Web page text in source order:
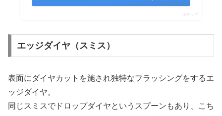
ポチップ
エッジダイヤ（スミス）
表面にダイヤカットを施され独特なフラッシングをするエ
ッジダイヤ。
同じスミスでドロップダイヤというスプーンもあり、こち